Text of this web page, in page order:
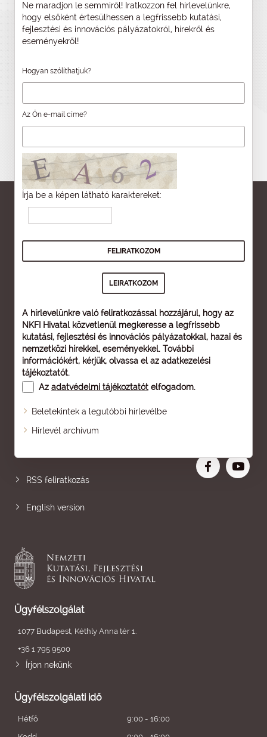
Ne maradjon le semmiről! Iratkozzon fel hírlevelünkre,
hogy elsőként értesülhessen a legfrissebb kutatási,
fejlesztési és innovációs pályázatokról, hírekről és
eseményekről!
Hogyan szólíthatjuk?
Az Ön e-mail címe?
Írja be a képen látható karaktereket:
A hírlevelünkre való feliratkozással hozzájárul, hogy az
NKFI Hivatal közvetlenül megkeresse a legfrissebb
kutatási, fejlesztési és innovációs pályázatokkal, hazai és
nemzetközi hírekkel, eseményekkel. További
információkért, kérjük, olvassa el az adatkezelési
tájékoztatót.
Az adatvédelmi tájékoztatót elfogadom.
Beletekintek a legutóbbi hírlevélbe
Hírlevél archívum
Oldaltérkép
RSS feliratkozás
English version
Ügyfélszolgálat
1077 Budapest, Kéthly Anna tér 1.
+36 1 795 9500
Írjon nekünk
Ügyfélszolgálati idő
Hétfő
9:00 - 16:00